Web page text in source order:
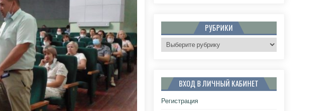
РУБРИКИ
Рубрики
ВХОД В ЛИЧНЫЙ КАБИНЕТ
Регистрация